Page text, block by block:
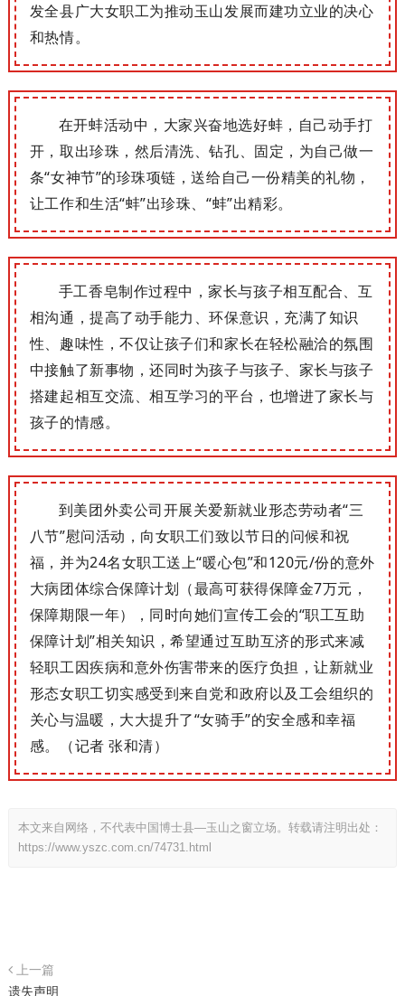
发全县广大女职工为推动玉山发展而建功立业的决心
和热情。
在开蚌活动中，大家兴奋地选好蚌，自己动手打
开，取出珍珠，然后清洗、钻孔、固定，为自己做一
条“女神节”的珍珠项链，送给自己一份精美的礼物，
让工作和生活“蚌”出珍珠、“蚌”出精彩。
手工香皂制作过程中，家长与孩子相互配合、互
相沟通，提高了动手能力、环保意识，充满了知识
性、趣味性，不仅让孩子们和家长在轻松融洽的氛围
中接触了新事物，还同时为孩子与孩子、家长与孩子
搭建起相互交流、相互学习的平台，也增进了家长与
孩子的情感。
到美团外卖公司开展关爱新就业形态劳动者“三
八节”慰问活动，向女职工们致以节日的问候和祝
福，并为24名女职工送上“暖心包”和120元/份的意外
大病团体综合保障计划（最高可获得保障金7万元，
保障期限一年），同时向她们宣传工会的“职工互助
保障计划”相关知识，希望通过互助互济的形式来减
轻职工因疾病和意外伤害带来的医疗负担，让新就业
形态女职工切实感受到来自党和政府以及工会组织的
关心与温暖，大大提升了“女骑手”的安全感和幸福
感。（记者 张和清）
本文来自网络，不代表中国博士县—玉山之窗立场。转载请注明出处：
https://www.yszc.com.cn/74731.html
上一篇
遗失声明